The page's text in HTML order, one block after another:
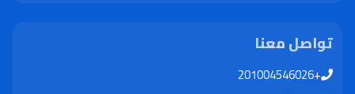
تواصل معنا
+201004546026